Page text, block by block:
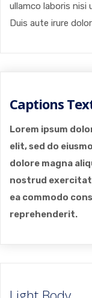
ullamco laboris nisi
Duis aute irure
Captions
Lorem ipsum
elit, sed do
dolore magna
nostrud
ea commodo
reprehenderit.